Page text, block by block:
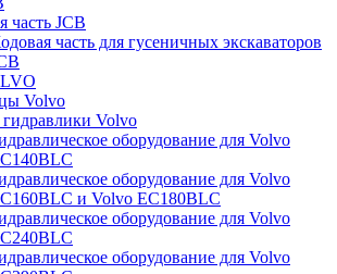
часть JCB
часть для гусеничных экскаваторов
Volvo
гидравлики Volvo
оборудование для Volvo
оборудование для Volvo
и Volvo EC180BLC
оборудование для Volvo
оборудование для Volvo